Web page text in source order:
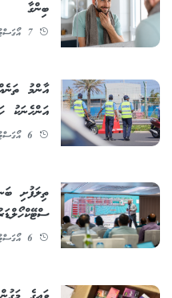
ބިންގާ
7 އޯގަސްޓު 2026 - 7:8
އާންމު
އަންހެނަކު
6 އޯގަސްޓު 2026 - 22:22
ތިލަފުށި
6 އޯގަސްޓު 2026 - 22:10